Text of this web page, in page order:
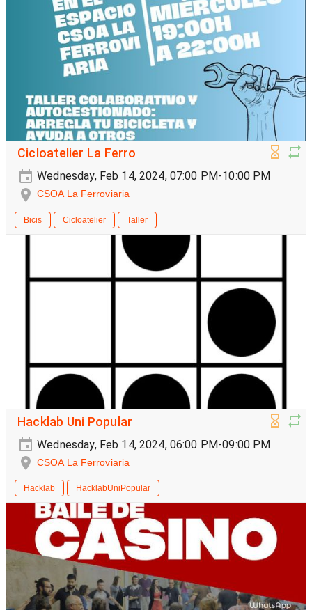
Cicloatelier La Ferro
Wednesday, Feb 14, 2024, 07:00 PM-10:00 PM
CSOA La Ferroviaria
Bicis Cicloatelier Taller
Hacklab Uni Popular
Wednesday, Feb 14, 2024, 06:00 PM-09:00 PM
CSOA La Ferroviaria
Hacklab HacklabUniPopular